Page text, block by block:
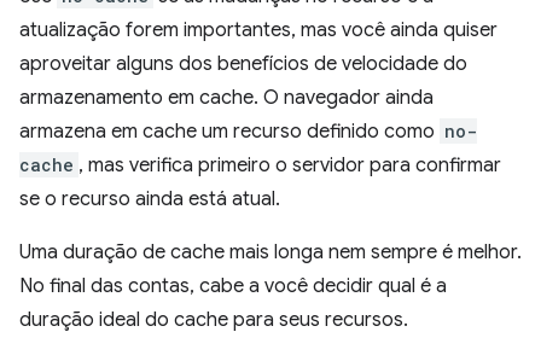
atualização forem importantes, mas você ainda quiser
aproveitar alguns dos benefícios de velocidade do
armazenamento em cache. O navegador ainda
armazena em cache um recurso definido como no-
cache , mas verifica primeiro o servidor para confirmar
se o recurso ainda está atual.
Uma duração de cache mais longa nem sempre é melhor.
No final das contas, cabe a você decidir qual é a
duração ideal do cache para seus recursos.